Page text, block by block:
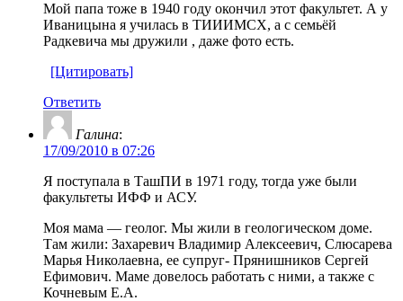
Мой папа тоже в 1940 году окончил этот факультет. А у
Иваницына я училась в ТИИИМСХ, а с семьёй
Радкевича мы дружили , даже фото есть.
[Цитировать]
Ответить
Галина:
17/09/2010 в 07:26
Я поступала в ТашПИ в 1971 году, тогда уже были
факультеты ИФФ и АСУ.
Моя мама — геолог. Мы жили в геологическом доме.
Там жили: Захаревич Владимир Алексеевич, Слюсарева
Марья Николаевна, ее супруг- Прянишников Сергей
Ефимович. Маме довелось работать с ними, а также с
Кочневым Е.А.